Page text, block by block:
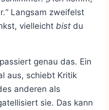
Langsam zweifelst
vielleicht bist du
genau das. Ein
aus, schiebt Kritik
anderen als
sie. Das kann